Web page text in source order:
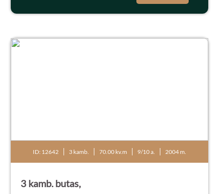
ID: 12642 3 kamb. 70.00 kv.m 9/10 a. 2004 m.
3 kamb. butas,